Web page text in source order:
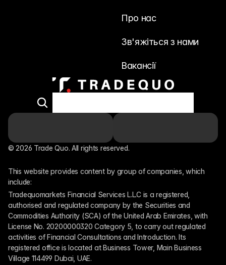
Про нас
Зв'яжіться з нами
Вакансії
© 2026 Trade Quo. All rights reserved.
This website provides content by group of companies, which
include:
Tradequomarkets Financial Services L.L.C is a registered,
authorised and regulated company by the Securities and
Commodities Authority (SCA) of the United Arab Emirates, with
License No. 20200000320 Category 5, to carry out regulated
activities of Financial Consultations and Introduction. Its
registered office is located at Business Tower, Main Business
Village 114499 Dubai, UAE.